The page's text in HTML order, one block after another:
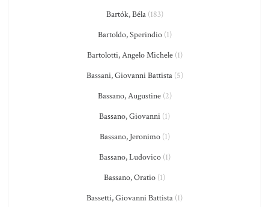
Bartók, Béla(183)
Bartoldo, Sperindio(1)
Bartolotti, Angelo Michele(1)
Bassani, Giovanni Battista(5)
Bassano, Augustine(2)
Bassano, Giovanni (1)
Bassano, Jeronimo(1)
Bassano, Ludovico(1)
Bassano, Oratio (1)
Bassetti, Giovanni Battista (1)